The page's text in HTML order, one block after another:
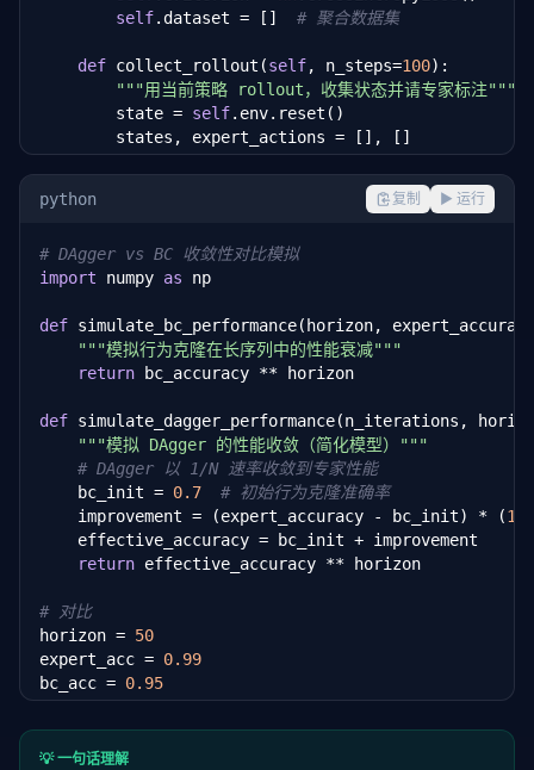
self.dataset = [] # 聚合数据集
def collect_rollout(self, n_steps=100):
"""用当前策略 rollout，收集状态并请专家标注"""
        state =
self.env.reset()
        states, expert_actions = [], []
for _ in range(n_steps):
.tensor(state,
            states.append(state)
            expert_action =
            expert_actions.append(expert_action)
            action =
self
            state, reward, done, _ =
self
if done:
self .dataset.append((states,
return states, expert_actions
def train_on_aggregated_data(self
"""在全部聚合数据上训练策略"""
# 展平所有 rollout 数据
        all_states = []
            all_states.extend(states)
            all_actions.extend(actions)
        actions =
torch.tensor(all_actions, dtype=
python 复制 ▶ 运行
# DAgger vs BC 收敛性对比模拟
import numpy as np
def simulate_bc_performance(horizon,
"""模拟行为克隆在长序列中的性能衰减"""
return bc_accuracy ** horizon
def simulate_dagger_performance(n_iterations,
"""模拟 DAgger 的性能收敛（简化模型）"""
# DAgger 以 1/N 速率收敛到专家性能
    bc_init =
0.7
# 初始行为克隆准确率
    improvement = (expert_accuracy - bc_init) * (
1
    effective_accuracy = bc_init + improvement
return effective_accuracy ** horizon
# 对比
horizon = 50
expert_acc = 0.99
bc_acc = 0.95
print(f"序列长度: {horizon}")
print(f"专家准确率: {expert_acc:.2%}"
💡 一句话理解